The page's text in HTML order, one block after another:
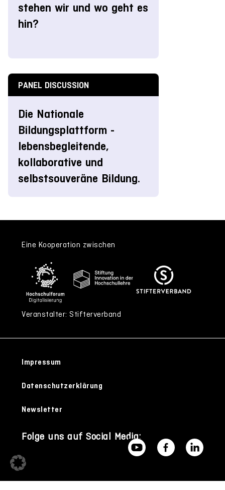
stehen wir und wo geht es
hin?
PANEL DISCUSSION
Die Nationale
Bildungsplattform -
lebensbegleitende,
kollaborative und
selbstsouveräne Bildung.
Eine Kooperation zwischen
Veranstalter: Stifterverband
Impressum
Datenschutzerklärung
Newsletter
Folge uns auf Social Media: